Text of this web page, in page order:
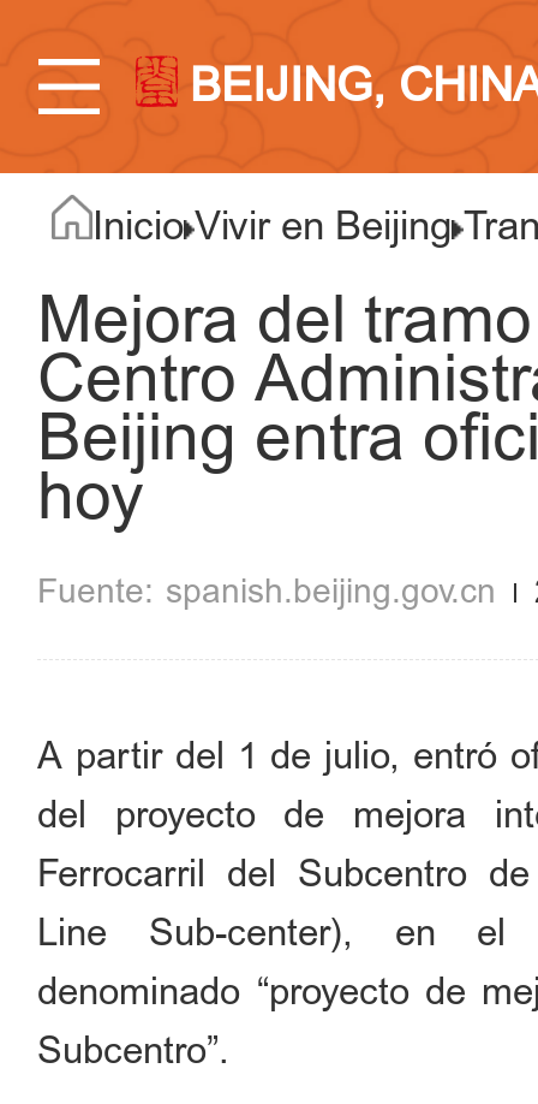
BEIJING,
Inicio Vivir en Beijing
Mejora del
Centro
Beijing entra
hoy
spanish.beijing.gov.cn
A partir del 1 de julio, entró
del proyecto de mejora
Ferrocarril del Subcentro
Line Sub-center), en el
denominado “proyecto de
Subcentro”.